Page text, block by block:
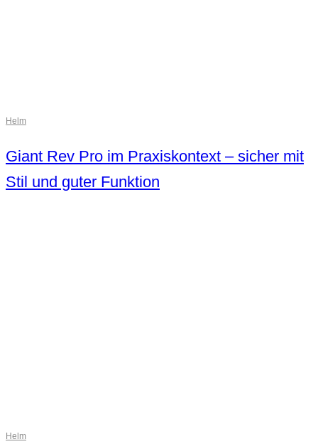
Helm
Giant Rev Pro im Praxiskontext – sicher mit
Stil und guter Funktion
Helm